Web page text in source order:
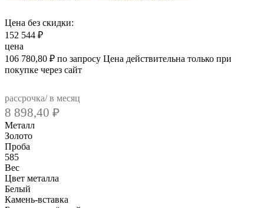
Цена без скидки:
152 544 ₽
цена
106 780,80 ₽ по запросу Цена действительна только при
покупке через сайт
рассрочка/ в месяц
8 898,40 ₽
Металл
Золото
Проба
585
Вес
Цвет металла
Белый
Камень-вставка